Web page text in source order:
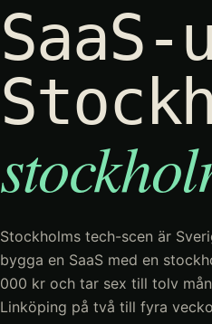
Stockholms tech-scen är
bygga en SaaS med en
000 kr och tar sex till tolv
Linköping på två till fyra